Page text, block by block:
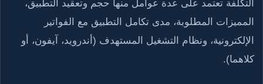
التكلفة تعتمد على عدة عوامل منها حجم وتعقيد التطبيق،
المميزات المطلوبة، مدى تكامل التطبيق مع الفواتير
الإلكترونية، ونظام التشغيل المستهدف (أندرويد، آيفون، أو
كلاهما).